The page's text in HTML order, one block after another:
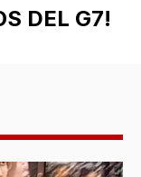
DEL G7!